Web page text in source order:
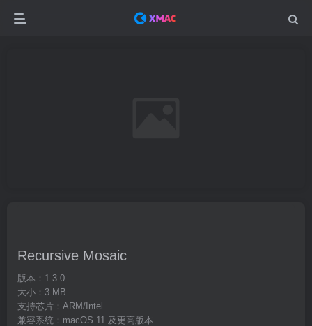
Recursive Mosaic
版本：1.3.0
大小：3 MB
支持芯片：ARM/Intel
兼容系统：macOS 11 及更高版本